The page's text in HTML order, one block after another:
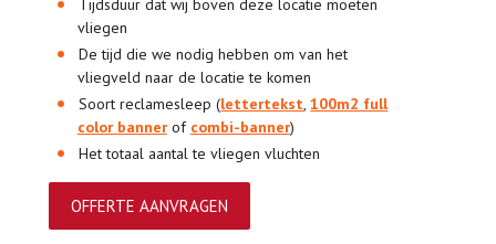
Tijdsduur dat wij boven deze locatie moeten
vliegen
De tijd die we nodig hebben om van het
vliegveld naar de locatie te komen
Soort reclamesleep (lettertekst,100m2 full
color bannerof combi-banner)
Het totaal aantal te vliegen vluchten
OFFERTE AANVRAGEN